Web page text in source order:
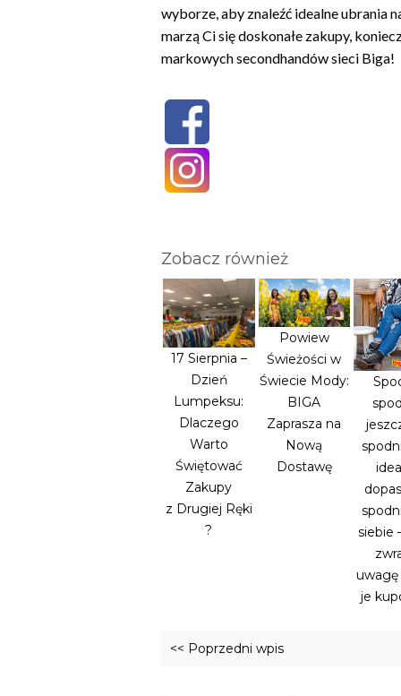
wyborze, aby znaleźć idealne ubrania
marzą Ci się doskonałe zakupy,
markowych secondhandów sieci Biga!
Zobacz również
17 Sierpnia –
Dzień
Lumpeksu:
Dlaczego
Warto
Świętować
Zakupy
z Drugiej Ręki
?
Powiew
Świeżości w
Świecie Mody:
BIGA
Zaprasza na
Nową
Dostawę
siebie
je
<< Poprzedni wpis